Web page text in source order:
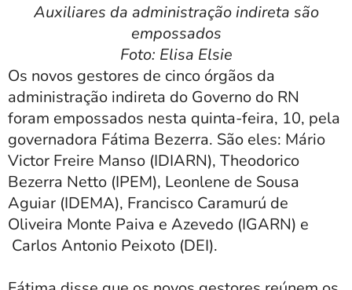
Auxiliares da administração indireta são
empossados
Foto: Elisa Elsie
Os novos gestores de cinco órgãos da
administração indireta do Governo do RN
foram empossados nesta quinta-feira, 10, pela
governadora Fátima Bezerra. São eles: Mário
Victor Freire Manso (IDIARN), Theodorico
Bezerra Netto (IPEM), Leonlene de Sousa
Aguiar (IDEMA), Francisco Caramurú de
Oliveira Monte Paiva e Azevedo (IGARN) e
Carlos Antonio Peixoto (DEI).